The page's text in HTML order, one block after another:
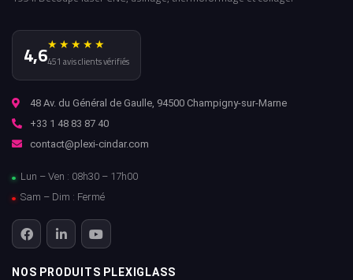
4,6★★★★★
451 avis clients vérifiés
48 Av. du Général de Gaulle, 94500 Champigny-sur-Marne
+33 1 48 83 87 40
contact@plexi-cindar.com
Lun – Ven : 08h30 – 17h00
Sam – Dim : Fermé
NOS PRODUITS PLEXIGLASS